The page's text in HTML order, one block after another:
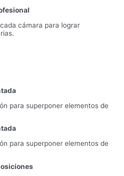
cámara para lograr
para superponer elementos de
para superponer elementos de